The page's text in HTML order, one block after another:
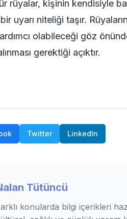
rüyalar, kişinin kendisiyle
uyarı niteliği taşır.
olabileceği göz
gerektiği açıktır.
Twitter LinkedIn
Tütüncü
konularda bilgi içerikleri